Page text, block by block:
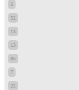
5
52
13
13
85
7
22